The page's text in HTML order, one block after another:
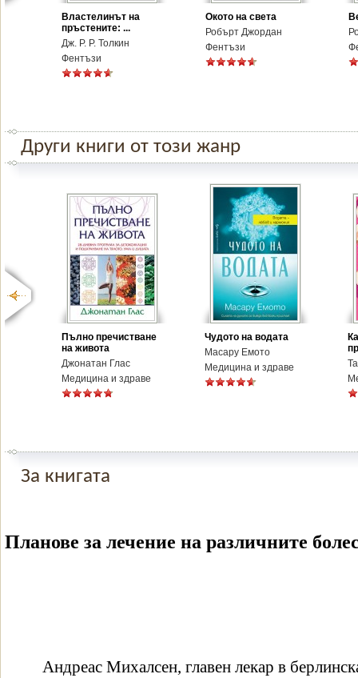
Властелинът на
пръстените: ...
Дж. Р. Р. Толкин
Фентъзи
Окото на света
Робърт Джордан
Фентъзи
Други книги от този жанр
Пълно пречистване
на живота
Джонатан Глас
Медицина и здраве
Чудото на водата
Масару Емото
Медицина и здраве
За книгата
Планове за лечение на различните
Андреас Михалсен, главен лекар в